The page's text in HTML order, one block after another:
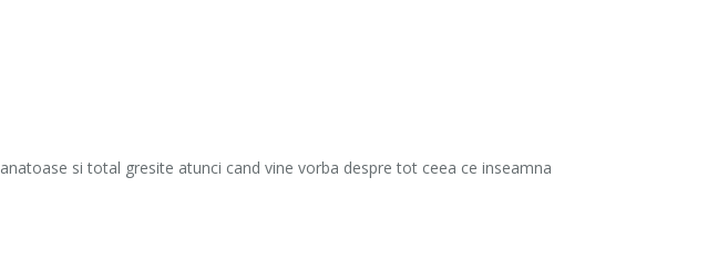
si total gresite atunci cand vine vorba despre tot ceea ce inseamna